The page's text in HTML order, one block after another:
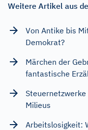
Weitere Artikel aus
Von Antike bis
Demokrat?
Märchen der
fantastische
Milieus
Arbeitslosigkeit: